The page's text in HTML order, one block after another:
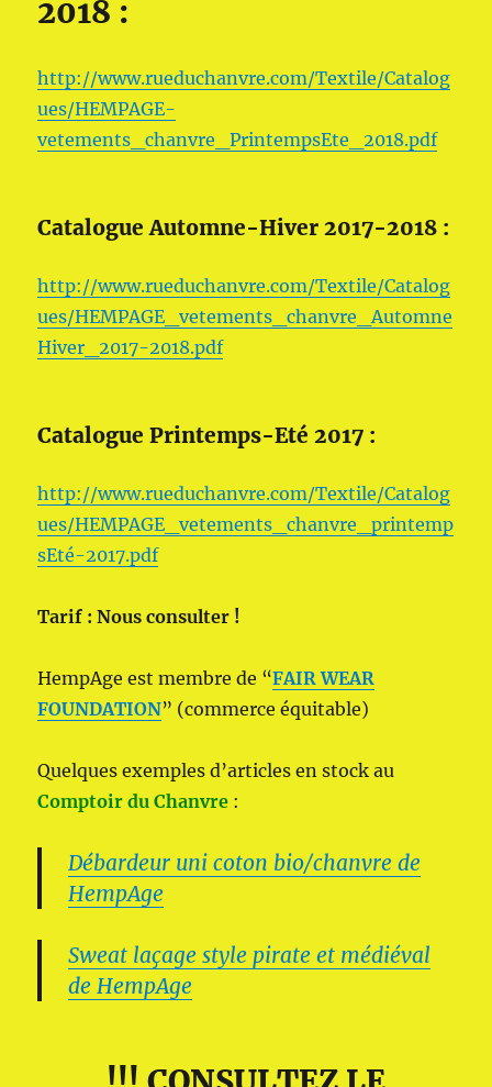
2018 :
http://www.rueduchanvre.com/Textile/Catalog
ues/HEMPAGE-
vetements_chanvre_PrintempsEte_2018.pdf
Catalogue Automne-Hiver 2017-2018 :
http://www.rueduchanvre.com/Textile/Catalog
ues/HEMPAGE_vetements_chanvre_Automne
Hiver_2017-2018.pdf
Catalogue Printemps-Eté 2017 :
http://www.rueduchanvre.com/Textile/Catalog
ues/HEMPAGE_vetements_chanvre_printemp
sEté-2017.pdf
Tarif : Nous consulter !
HempAge est membre de “FAIR WEAR
FOUNDATION” (commerce équitable)
Quelques exemples d’articles en stock au
Comptoir du Chanvre :
Débardeur uni coton bio/chanvre de
HempAge
Sweat laçage style pirate et médiéval
de HempAge